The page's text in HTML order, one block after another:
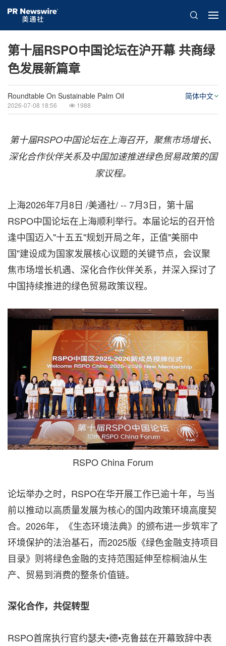
第十届RSPO中国论坛在沪开幕 共商绿
色发展新篇章
Roundtable On Sustainable Palm Oil
2026-07-08 18:56 1988
简体中文
第十届RSPO中国论坛在上海召开，聚焦市场增长、
深化合作伙伴关系及中国加速推进绿色贸易政策的国
家议程。
上海2026年7月8日 /美通社/ -- 7月3日，第十届
RSPO中国论坛在上海顺利举行。本届论坛的召开恰
逢中国迈入"十五五"规划开局之年，正值"美丽中
国"建设成为国家发展核心议题的关键节点，会议聚
焦市场增长机遇、深化合作伙伴关系，并深入探讨了
中国持续推进的绿色贸易政策议程。
RSPO China Forum
论坛举办之时，RSPO在华开展工作已逾十年，与当
前以推动以高质量发展为核心的国内政策环境高度契
合。2026年，《生态环境法典》的颁布进一步筑牢了
环境保护的法治基石，而2025版《绿色金融支持项目
目录》则将绿色金融的支持范围延伸至棕榈油从生
产、贸易到消费的整条价值链。
深化合作，共促转型
RSPO首席执行官约瑟夫•德•克鲁兹在开幕致辞中表